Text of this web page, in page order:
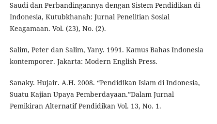
Saudi dan Perbandingannya dengan Sistem Pendidikan di
Indonesia, Kutubkhanah: Jurnal Penelitian Sosial
Keagamaan. Vol. (23), No. (2).
Salim, Peter dan Salim, Yany. 1991. Kamus Bahas Indonesia
kontemporer. Jakarta: Modern English Press.
Sanaky. Hujair. A.H. 2008. “Pendidikan Islam di Indonesia,
Suatu Kajian Upaya Pemberdayaan.”Dalam Jurnal
Pemikiran Alternatif Pendidikan Vol. 13, No. 1.